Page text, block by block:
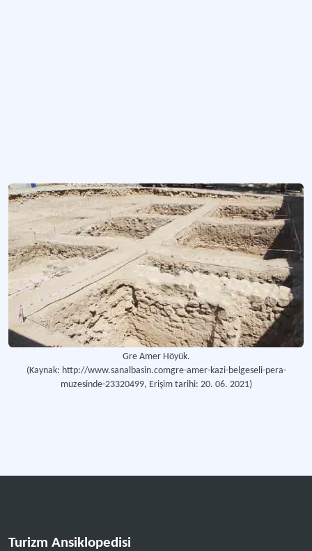
Gre Amer Höyük.
(Kaynak: http://www.sanalbasin.comgre-amer-kazi-belgeseli-pera-
muzesinde-23320499, Erişim tarihi: 20. 06. 2021)
Turizm Ansiklopedisi